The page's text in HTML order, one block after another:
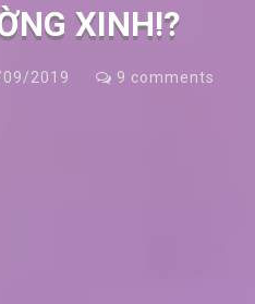
XINH!?
2019 9 comments